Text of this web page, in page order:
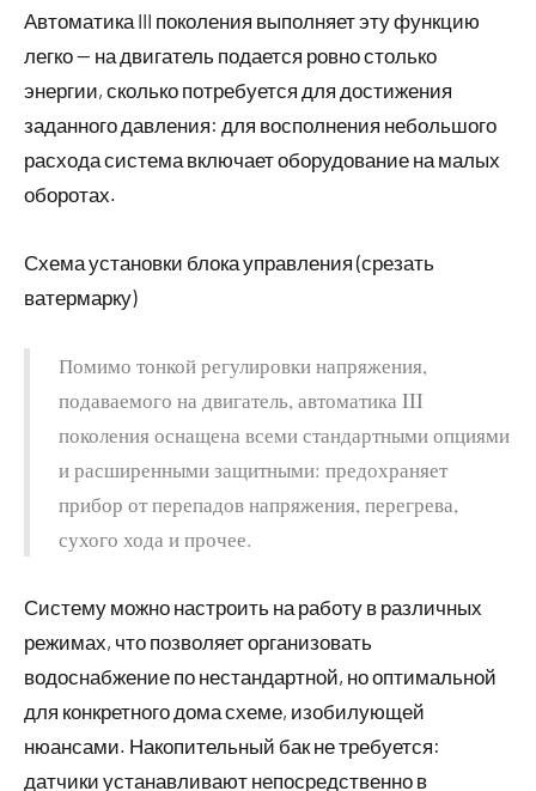
Автоматика III поколения выполняет эту функцию
легко — на двигатель подается ровно столько
энергии, сколько потребуется для достижения
заданного давления: для восполнения небольшого
расхода система включает оборудование на малых
оборотах.
Схема установки блока управления (срезать
ватермарку)
Помимо тонкой регулировки напряжения,
подаваемого на двигатель, автоматика III
поколения оснащена всеми стандартными опциями
и расширенными защитными: предохраняет
прибор от перепадов напряжения, перегрева,
сухого хода и прочее.
Систему можно настроить на работу в различных
режимах, что позволяет организовать
водоснабжение по нестандартной, но оптимальной
для конкретного дома схеме, изобилующей
нюансами. Накопительный бак не требуется:
датчики устанавливают непосредственно в